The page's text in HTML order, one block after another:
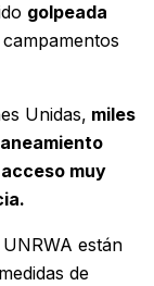
golpeada
Unidas, miles
muy
están
de